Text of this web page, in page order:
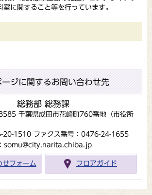
室に関すること等を行っています。
ージに関するお問い合わせ先
総務部 総務課
千葉県成田市花崎町760番地（市役所
20-1510 ファクス番号：0476-24-1655
somu@city.narita.chiba.jp
せフォーム フロアガイド